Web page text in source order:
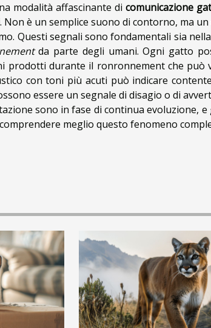
modalità affascinante di comunicazione
. Non è un semplice suono di contorno, ma
Questi segnali sono fondamentali sia
da parte degli umani. Ogni gatto
prodotti durante il ronronnement che può
con toni più acuti può indicare
essere un segnale di disagio o di
sono in fase di continua evoluzione,
meglio questo fenomeno